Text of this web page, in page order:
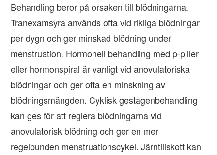
Behandling beror på orsaken till blödningarna.
Tranexamsyra används ofta vid rikliga blödningar
per dygn och ger minskad blödning under
menstruation. Hormonell behandling med p-piller
eller hormonspiral är vanligt vid anovulatoriska
blödningar och ger ofta en minskning av
blödningsmängden. Cyklisk gestagenbehandling
kan ges för att reglera blödningarna vid
anovulatorisk blödning och ger en mer
regelbunden menstruationscykel. Järntillskott kan